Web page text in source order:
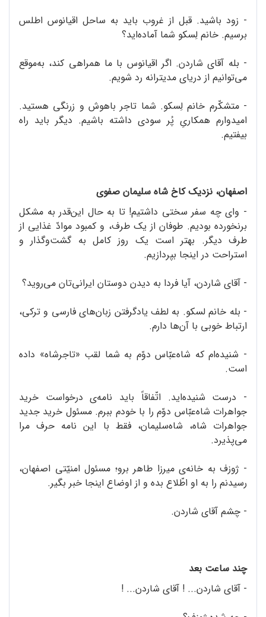
- زود باشید. قبل از غروب باید به ساحل اقیانوس اطلس
برسیم. خانم لِسکو شما آماده‌اید؟
- بله آقای شاردن. اگر اقیانوس با ما همراهی کند، به‌موقع
می‌توانیم از دریای مدیترانه رد شویم.
- متشکّرم خانم لِسکو. شما تاجر باهوش و زرنگی هستید.
امیدوارم همکاریِ پُر سودی داشته‌ باشیم. دیگر باید راه
بیفتیم.
اصفهان، نزدیک کاخ شاه سلیمان صفوی
- وای چه سفر سختی داشتیم! تا به حال این‌قدر به مشکل
برنخورده بودیم. طوفان از یک طرف، و کمبود موادّ غذایی از
طرف دیگر. بهتر است یک روز کامل به گشت‌وگذار و
استراحت در اینجا بپردازیم.
- آقای شاردن، آیا فردا به دیدن دوستان ایرانی‌تان می‌روید؟
- بله خانم لسکو. به لطف یادگرفتن زبان‌های فارسی و ترکی،
ارتباط خوبی با آن‌ها دارم.
- شنیده‌ام که شاه‌عبّاس دوّم به شما لقب «تاجرشاه» داده
است.
- درست شنیده‌اید. اتّفاقاً باید نامه‌ی درخواست خرید
جواهرات شاه‌عبّاس دوّم را با خودم ببرم. مسئول خرید جدید
جواهرات شاه، شاه‌سلیمان، فقط با این نامه حرف مرا
می‌پذیرد.
- ژوزف به خانه‌ی میرزا طاهر برو؛ مسئول امنیّتی اصفهان،
رسیدنم را به او اطّلاع بده و از اوضاع اینجا خبر بگیر.
- چشم آقای شاردن.
چند ساعت بعد
- آقای شاردن... ! آقای شاردن... !